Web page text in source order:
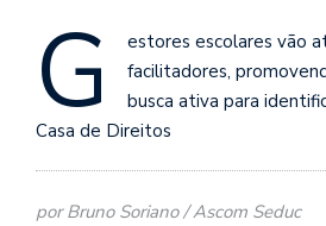
G
estores escolares vão
facilitadores,
busca ativa para
Casa de Direitos
por Bruno Soriano / Ascom Seduc